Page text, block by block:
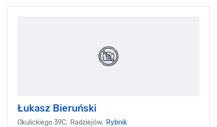
Łukasz Bieruński
Okulickiego 39C, Radziejów, Rybnik